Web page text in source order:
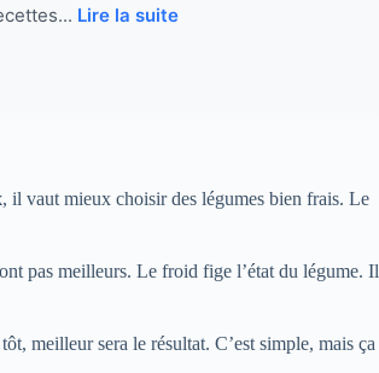
Lire la suite
, il vaut mieux choisir des légumes bien frais. Le
pas meilleurs. Le froid fige l’état du légume. Il
meilleur sera le résultat. C’est simple, mais ça